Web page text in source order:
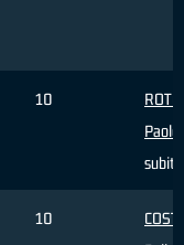
10
Paolo
subito
10